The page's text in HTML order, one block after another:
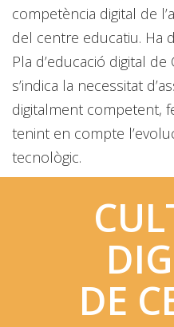
competència digital de
del centre educatiu. Ha
Pla d’educació digital de
s’indica la necessitat
digitalment competent,
tenint en compte
tecnològic.
DE